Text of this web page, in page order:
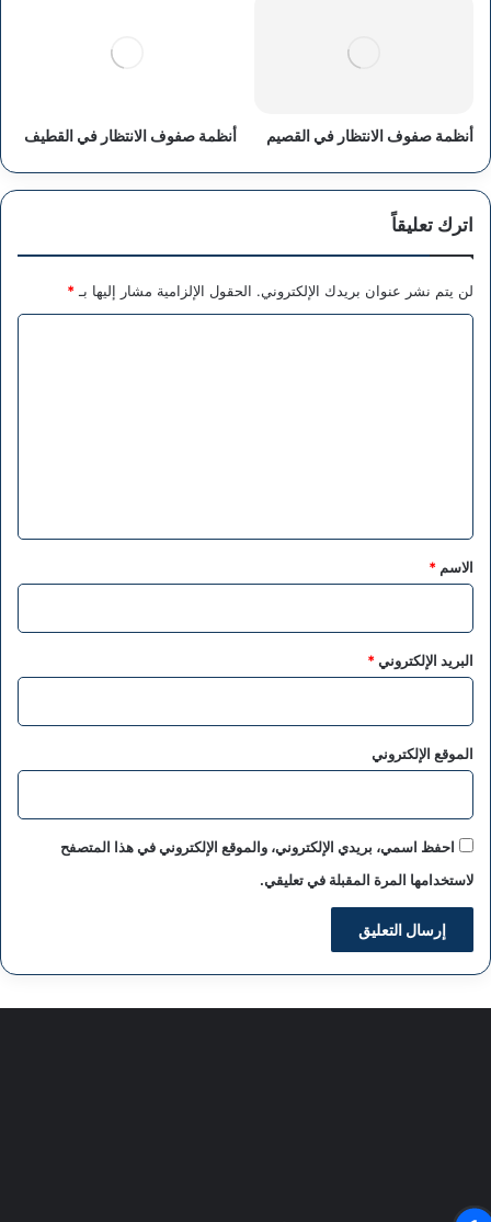
أنظمة صفوف الانتظار في القصيم أنظمة صفوف الانتظار في القطيف
اترك تعليقاً
لن يتم نشر عنوان بريدك الإلكتروني. الحقول الإلزامية مشار إليها بـ*
*
الاسم *
البريد الإلكتروني*
الموقع الإلكتروني
احفظ اسمي، بريدي الإلكتروني، والموقع الإلكتروني في هذا المتصفح
لاستخدامها المرة المقبلة في تعليقي.